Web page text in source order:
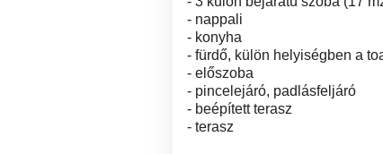
- nappali
- konyha
- fürdő, külön helyiségben a
- előszoba
- pincelejáró, padlásfeljáró
- beépített terasz
- terasz